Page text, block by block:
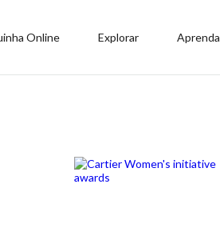
Online Explorar Aprenda